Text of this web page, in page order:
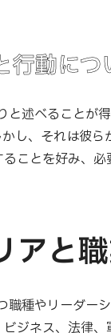
行動につ
と述べることが
し、それは彼
ことを好み、
アと
職種やリーダー
ジネス、法律